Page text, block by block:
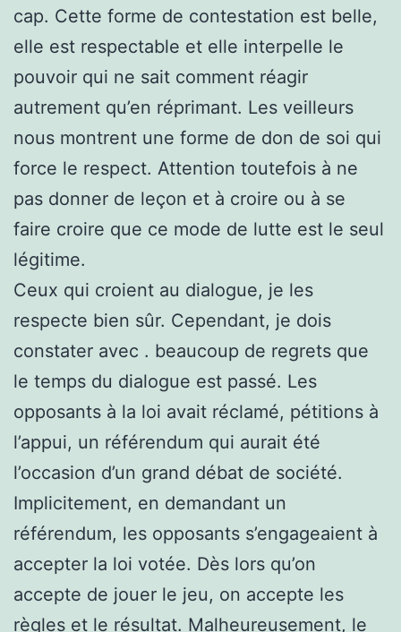
cap. Cette forme de contestation est belle,
elle est respectable et elle interpelle le
pouvoir qui ne sait comment réagir
autrement qu’en réprimant. Les veilleurs
nous montrent une forme de don de soi qui
force le respect. Attention toutefois à ne
pas donner de leçon et à croire ou à se
faire croire que ce mode de lutte est le seul
légitime.
Ceux qui croient au dialogue, je les
respecte bien sûr. Cependant, je dois
constater avec . beaucoup de regrets que
le temps du dialogue est passé. Les
opposants à la loi avait réclamé, pétitions à
l’appui, un référendum qui aurait été
l’occasion d’un grand débat de société.
Implicitement, en demandant un
référendum, les opposants s’engageaient à
accepter la loi votée. Dès lors qu’on
accepte de jouer le jeu, on accepte les
règles et le résultat. Malheureusement, le